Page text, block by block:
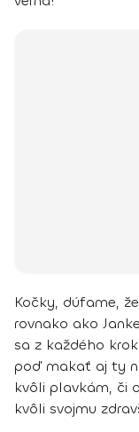
Kočky, dúfame,
rovnako ako
sa z každého
poď makať aj ty
kvôli plavkám, či
kvôli svojmu